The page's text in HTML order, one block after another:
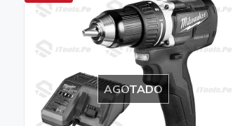
AGOTADO